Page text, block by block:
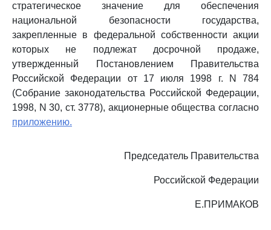
стратегическое значение для обеспечения
национальной безопасности государства,
закрепленные в федеральной собственности акции
которых не подлежат досрочной продаже,
утвержденный Постановлением Правительства
Российской Федерации от 17 июля 1998 г. N 784
(Собрание законодательства Российской Федерации,
1998, N 30, ст. 3778), акционерные общества согласно
приложению.
Председатель Правительства
Российской Федерации
Е.ПРИМАКОВ